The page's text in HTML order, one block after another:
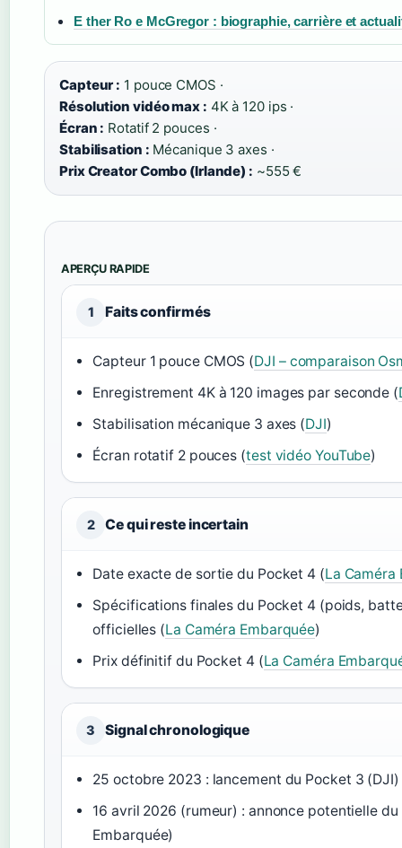
E ther Ro e McGregor : biographie, carrière et
Capteur : 1 pouce CMOS ·
Résolution vidéo max : 4K à 120 ips ·
Écran : Rotatif 2 pouces ·
Stabilisation : Mécanique 3 axes ·
Prix Creator Combo (Irlande) : ~555 €
APERÇU RAPIDE
1 Faits confirmés
Capteur 1 pouce CMOS (DJI – comparaison
Enregistrement 4K à 120 images par seconde (
Stabilisation mécanique 3 axes (DJI)
Écran rotatif 2 pouces (test vidéo YouTube)
2 Ce qui reste incertain
Date exacte de sortie du Pocket 4 (La Caméra
Spécifications finales du Pocket 4 (poids,
officielles (La Caméra Embarquée)
Prix définitif du Pocket 4 (La Caméra
3 Signal chronologique
25 octobre 2023 : lancement du Pocket 3 (DJI)
16 avril 2026 (rumeur) : annonce potentielle
Embarquée)